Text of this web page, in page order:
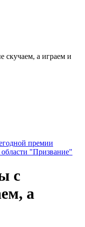
скучаем, а играем и
премии
области "Призвание"
с
а